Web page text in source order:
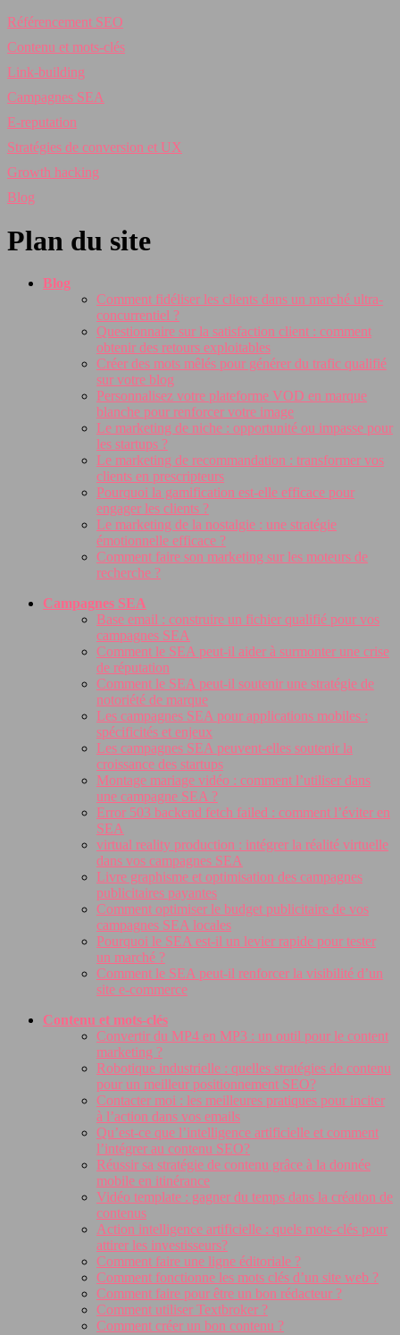
Référencement SEO
Contenu et mots-clés
Link-building
Campagnes SEA
E-reputation
Stratégies de conversion et UX
Growth hacking
Blog
Plan du site
Blog
Comment fidéliser les clients dans un marché ultra-
concurrentiel ?
Questionnaire sur la satisfaction client : comment
obtenir des retours exploitables
Créer des mots mêlés pour générer du trafic qualifié
sur votre blog
Personnalisez votre plateforme VOD en marque
blanche pour renforcer votre image
Le marketing de niche : opportunité ou impasse pour
les startups ?
Le marketing de recommandation : transformer vos
clients en prescripteurs
Pourquoi la gamification est-elle efficace pour
engager les clients ?
Le marketing de la nostalgie : une stratégie
émotionnelle efficace ?
Comment faire son marketing sur les moteurs de
recherche ?
Campagnes SEA
Base email : construire un fichier qualifié pour vos
campagnes SEA
Comment le SEA peut-il aider à surmonter une crise
de réputation
Comment le SEA peut-il soutenir une stratégie de
notoriété de marque
Les campagnes SEA pour applications mobiles :
spécificités et enjeux
Les campagnes SEA peuvent-elles soutenir la
croissance des startups
Montage mariage vidéo : comment l’utiliser dans
une campagne SEA ?
Error 503 backend fetch failed : comment l’éviter en
SEA
virtual reality production : intégrer la réalité virtuelle
dans vos campagnes SEA
Livre graphisme et optimisation des campagnes
publicitaires payantes
Comment optimiser le budget publicitaire de vos
campagnes SEA locales
Pourquoi le SEA est-il un levier rapide pour tester
un marché ?
Comment le SEA peut-il renforcer la visibilité d’un
site e-commerce
Contenu et mots-clés
Convertir du MP4 en MP3 : un outil pour le content
marketing ?
Robotique industrielle : quelles stratégies de contenu
pour un meilleur positionnement SEO?
Contacter moi : les meilleures pratiques pour inciter
à l’action dans vos emails
Qu’est-ce que l’intelligence artificielle et comment
l’intégrer au contenu SEO?
Réussir sa stratégie de contenu grâce à la donnée
mobile en itinérance
Vidéo template : gagner du temps dans la création de
contenus
Action intelligence artificielle : quels mots-clés pour
attirer les investisseurs?
Comment faire une ligne éditoriale ?
Comment fonctionne les mots clés d’un site web ?
Comment faire pour être un bon rédacteur ?
Comment utiliser Textbroker ?
Comment créer un bon contenu ?